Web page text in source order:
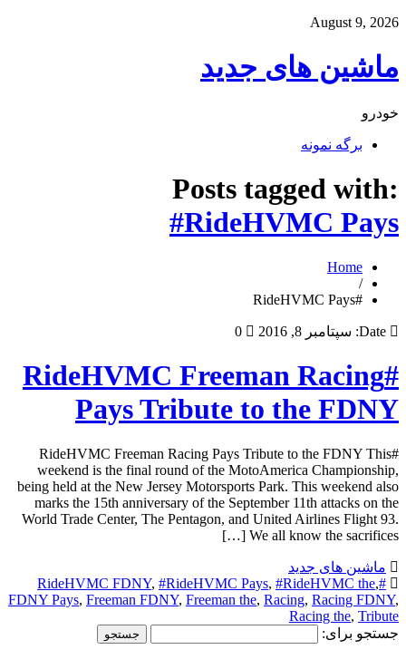
August 9, 2026
ماشین های جدید
خودرو
برگه نمونه
Posts tagged with:
#RideHVMC Pays
Home
/
#RideHVMC Pays
Date: سپتامبر 8, 2016 0
#RideHVMC Freeman Racing
Pays Tribute to the FDNY
#RideHVMC Freeman Racing Pays Tribute to the FDNY This
weekend is the final round of the MotoAmerica Championship,
being held at the New Jersey Motorsports Park. This weekend also
marks the 15th anniversary of the September 11th attacks on the
World Trade Center, The Pentagon, and United Airlines Flight 93.
We all know the sacrifices […]
ماشین های جدید
#RideHVMC FDNY
, #RideHVMC Pays, #RideHVMC the,
FDNY Pays, Freeman FDNY, Freeman the, Racing, Racing FDNY,
Racing the, Tribute
جستجو برای: